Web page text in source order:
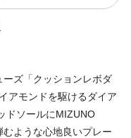
ズ「クッションレボダ
アモンドを駆けるダイア
ドソールにMIZUNO
ような心地良いプレー